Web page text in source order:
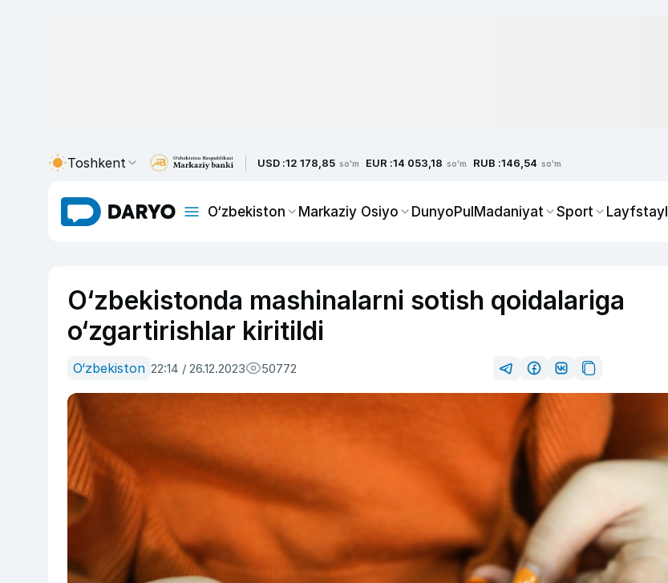
Toshkent USD :12 178,85 so'm EUR :14 053,18 so'm RUB :146,54 so'm
O‘zbekiston Markaziy Osiyo DunyoPulMadaniyat Sport Layfstayl
O‘zbekistonda mashinalarni sotish qoidalariga
o‘zgartirishlar kiritildi
O‘zbekiston 22:14 / 26.12.2023 50772